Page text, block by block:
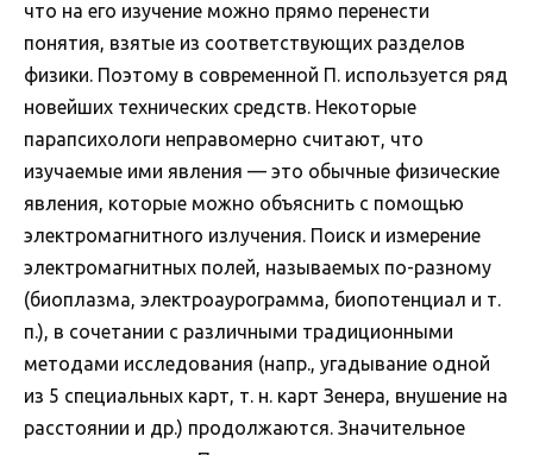
что на его изучение можно прямо перенести
понятия, взятые из соответствующих разделов
физики. Поэтому в современной П. используется ряд
новейших технических средств. Некоторые
парапсихологи неправомерно считают, что
изучаемые ими явления — это обычные физические
явления, которые можно объяснить с помощью
электромагнитного излучения. Поиск и измерение
электромагнитных полей, называемых по-разному
(биоплазма, электроаурограмма, биопотенциал и т.
п.), в сочетании с различными традиционными
методами исследования (напр., угадывание одной
из 5 специальных карт, т. н. карт Зенера, внушение на
расстоянии и др.) продолжаются. Значительное